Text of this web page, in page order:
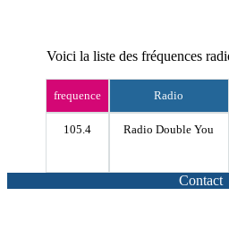
Voici la liste des fréquences
frequence Radio
105.4 Radio Double You
Contact